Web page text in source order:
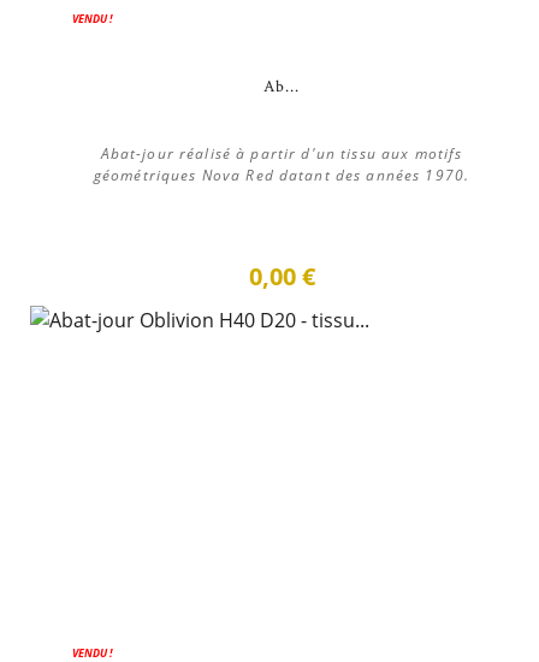
VENDU !
Ab...
Abat-jour réalisé à partir d'un tissu aux motifs
géométriques Nova Red datant des années 1970.
0,00 €
VENDU !